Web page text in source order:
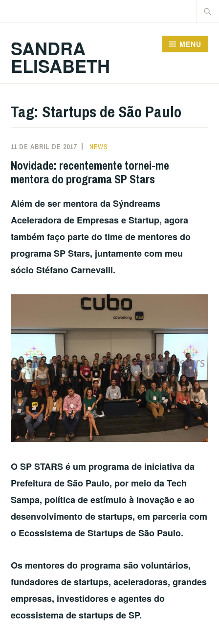
SANDRA
ELISABETH
MENU
Tag: Startups de São Paulo
11 DE ABRIL DE 2017 NEWS
Novidade: recentemente tornei-me
mentora do programa SP Stars
Além de ser mentora da Sýndreams
Aceleradora de Empresas e Startup, agora
também faço parte do time de mentores do
programa SP Stars, juntamente com meu
sócio Stéfano Carnevalli.
O SP STARS é um programa de iniciativa da
Prefeitura de São Paulo, por meio da Tech
Sampa, política de estímulo à inovação e ao
desenvolvimento de startups, em parceria com
o Ecossistema de Startups de São Paulo.
Os mentores do programa são voluntários,
fundadores de startups, aceleradoras, grandes
empresas, investidores e agentes do
ecossistema de startups de SP.